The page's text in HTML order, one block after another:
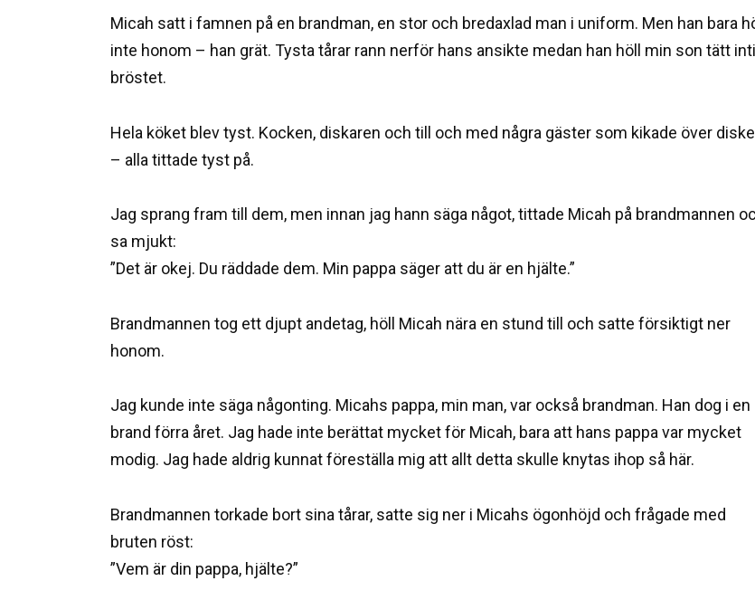
Micah satt i famnen på en brandman, en stor och bredaxlad man i uniform. Men han bara
inte honom – han grät. Tysta tårar rann nerför hans ansikte medan han höll min son tätt intill
bröstet.
Hela köket blev tyst. Kocken, diskaren och till och med några gäster som kikade över
– alla tittade tyst på.
Jag sprang fram till dem, men innan jag hann säga något, tittade Micah på brandmannen
sa mjukt:
”Det är okej. Du räddade dem. Min pappa säger att du är en hjälte.”
Brandmannen tog ett djupt andetag, höll Micah nära en stund till och satte försiktigt ner
honom.
Jag kunde inte säga någonting. Micahs pappa, min man, var också brandman. Han dog i en
brand förra året. Jag hade inte berättat mycket för Micah, bara att hans pappa var mycket
modig. Jag hade aldrig kunnat föreställa mig att allt detta skulle knytas ihop så här.
Brandmannen torkade bort sina tårar, satte sig ner i Micahs ögonhöjd och frågade med
bruten röst:
”Vem är din pappa, hjälte?”